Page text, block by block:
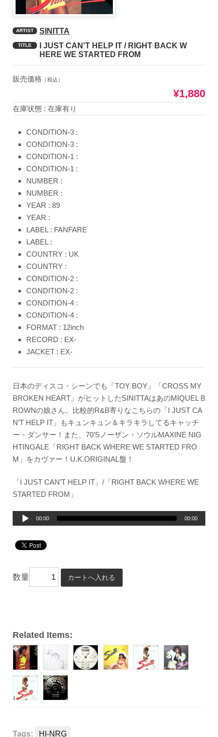
ARTIST SINITTA
TITLE
I JUST CAN'T HELP IT / RIGHT BACK W
HERE WE STARTED FROM
販売価格 （税込）
¥1,880
在庫状態 : 在庫有り
CONDITION-3 :
CONDITION-3 :
CONDITION-1 :
CONDITION-1 :
NUMBER :
NUMBER :
YEAR : 89
YEAR :
LABEL : FANFARE
LABEL :
COUNTRY : UK
COUNTRY :
CONDITION-2 :
CONDITION-2 :
CONDITION-4 :
CONDITION-4 :
FORMAT : 12inch
RECORD : EX-
JACKET : EX-
日本のディスコ・シーンでも「TOY BOY」「CROSS MY
BROKEN HEART」がヒットしたSINITTAはあのMIQUEL B
ROWNの娘さん。比較的R&B寄りなこちらの「I JUST CA
N’T HELP IT」もキュンキュン＆キラキラしてるキャッチ
ー・ダンサー！また、70’Sノーザン・ソウルMAXINE NIG
HTINGALE「RIGHT BACK WHERE WE STARTED FRO
M」をカヴァー！U.K.ORIGINAL盤！
「I JUST CAN’T HELP IT」/「RIGHT BACK WHERE WE
STARTED FROM」
プ
ヤ
00:00 00:00
数量
Related Items:
Tags: HI-NRG